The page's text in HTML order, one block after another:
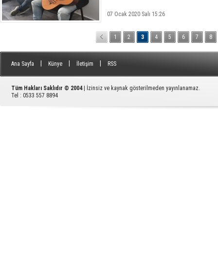
07 Ocak 2020 Salı 15:26
1 2 3 4 5 6 7 8
Ana Sayfa Künye İletişim RSS
Tüm Hakları Saklıdır © 2004
| İzinsiz ve kaynak gösterilmeden yayınlanamaz.
Tel : 0533 557 8894